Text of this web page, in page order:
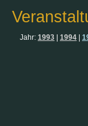
Jahr: 1993 1994